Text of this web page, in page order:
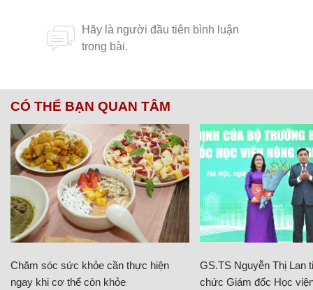
CÓ THỂ BẠN QUAN TÂM
Chăm sóc sức khỏe cần thực hiện
ngay khi cơ thể còn khỏe
GS.TS Nguyễn Thị Lan
chức Giám đốc Học